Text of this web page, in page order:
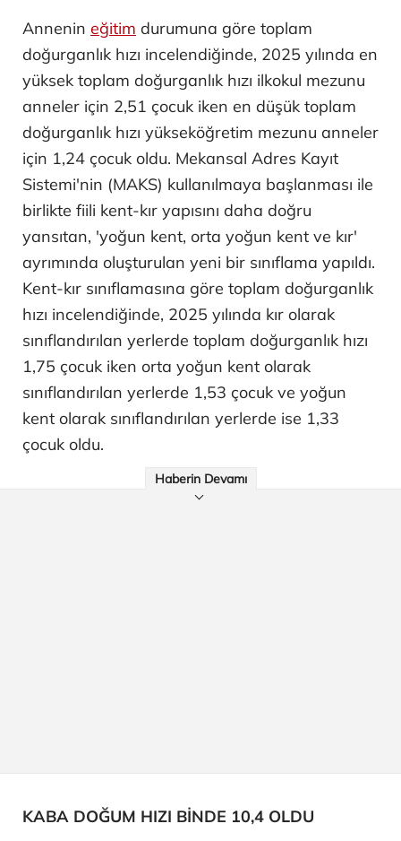
Annenin eğitim durumuna göre toplam
doğurganlık hızı incelendiğinde, 2025 yılında en
yüksek toplam doğurganlık hızı ilkokul mezunu
anneler için 2,51 çocuk iken en düşük toplam
doğurganlık hızı yükseköğretim mezunu anneler
için 1,24 çocuk oldu. Mekansal Adres Kayıt
Sistemi'nin (MAKS) kullanılmaya başlanması ile
birlikte fiili kent-kır yapısını daha doğru
yansıtan, 'yoğun kent, orta yoğun kent ve kır'
ayrımında oluşturulan yeni bir sınıflama yapıldı.
Kent-kır sınıflamasına göre toplam doğurganlık
hızı incelendiğinde, 2025 yılında kır olarak
sınıflandırılan yerlerde toplam doğurganlık hızı
1,75 çocuk iken orta yoğun kent olarak
sınıflandırılan yerlerde 1,53 çocuk ve yoğun
kent olarak sınıflandırılan yerlerde ise 1,33
çocuk oldu.
Haberin Devamı
KABA DOĞUM HIZI BİNDE 10,4 OLDU